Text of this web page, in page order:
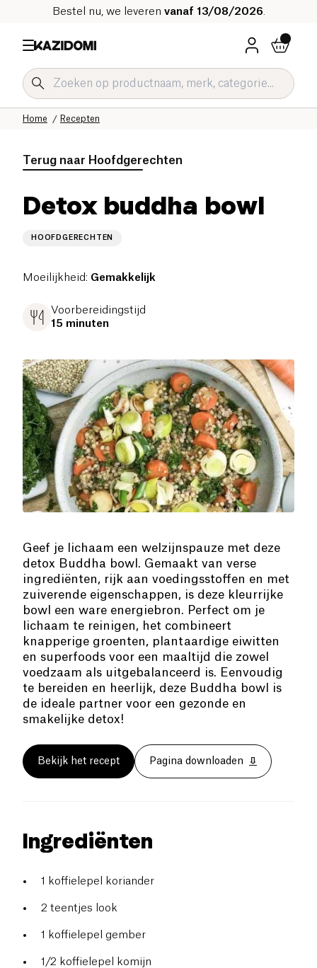
Bestel nu, we leveren vanaf 13/08/2026
Recepten
Home
Terug naar Hoofdgerechten
Detox buddha bowl
HOOFDGERECHTEN
Moeilijkheid: Gemakkelijk
Voorbereidingstijd
15 minuten
Geef je lichaam een welzijnspauze met deze
detox Buddha bowl. Gemaakt van verse
ingrediënten, rijk aan voedingsstoffen en met
zuiverende eigenschappen, is deze kleurrijke
bowl een ware energiebron. Perfect om je
lichaam te reinigen, het combineert
knapperige groenten, plantaardige eiwitten
en superfoods voor een maaltijd die zowel
voedzaam als uitgebalanceerd is. Eenvoudig
te bereiden en heerlijk, deze Buddha bowl is
de ideale partner voor een gezonde en
smakelijke detox!
Bekijk het recept Pagina downloaden
Ingrediënten
1 koffielepel koriander
2 teentjes look
1 koffielepel gember
1/2 koffielepel komijn